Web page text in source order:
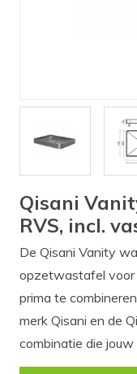
Wastafels
Qisani
RVS, incl.
De Qisani Vanity
opzetwastafel voor
prima te
merk Qisani en de
combinatie die